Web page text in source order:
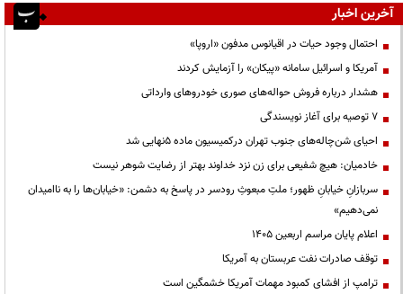
آخرین اخبار
احتمال وجود حیات در اقیانوس مدفون «اروپا»
آمریکا و اسرائیل سامانه «پیکان» را آزمایش کردند
هشدار درباره فروش حواله‌های صوری خودروهای وارداتی
۷ توصیه برای آغاز نویسندگی
احیای شن‌چاله‌های جنوب تهران درکمیسیون ماده ۵نهایی شد
خادمیان: هیچ شفیعی برای زن نزد خداوند بهتر از رضایت شوهر نیست
سربازانِ خیابانِ ظهور؛ ملتِ مبعوثِ رودسر در پاسخ به دشمن: «خیابان‌ها را به ناامیدان
نمی‌دهیم»
اعلام پایان مراسم اربعین ۱۴۰۵
توقف صادرات نفت عربستان به آمریکا
ترامپ از افشای کمبود مهمات آمریکا خشمگین است